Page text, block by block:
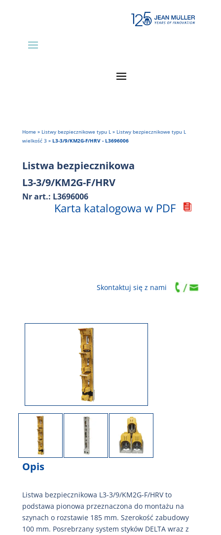
Home » Listwy bezpiecznikowe typu L» Listwy bezpiecznikowe typu L
wielkość 3 » L3-3/9/KM2G-F/HRV - L3696006
Listwa bezpiecznikowa
L3-3/9/KM2G-F/HRV
Nr art.: L3696006

Karta katalogowa w PDF
Skontaktuj się z nami
Opis
Listwa bezpiecznikowa L3-3/9/KM2G-F/HRV to
podstawa pionowa przeznaczona do montażu na
szynach o rozstawie 185 mm. Szerokość zabudowy
100 mm. Posrebrzany system styków DELTA wraz z